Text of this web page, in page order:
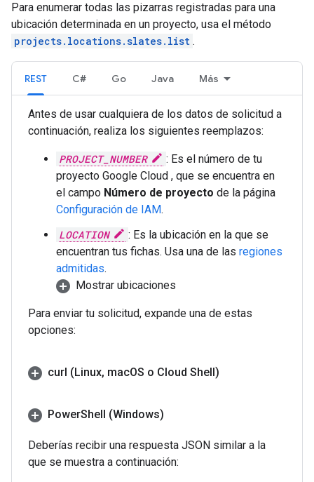
Para enumerar todas las pizarras registradas para una
ubicación determinada en un proyecto, usa el método
projects.locations.slates.list .
REST C# Go Java Más
Antes de usar cualquiera de los datos de solicitud a
continuación, realiza los siguientes reemplazos:
PROJECT_NUMBER
: Es el número de tu
proyecto Google Cloud , que se encuentra en
el campo Número de proyecto de la página
Configuración de IAM.
LOCATION
: Es la ubicación en la que se
encuentran tus fichas. Usa una de las regiones
admitidas.
Mostrar ubicaciones
Para enviar tu solicitud, expande una de estas
opciones:
curl (Linux, macOS o Cloud Shell)
PowerShell (Windows)
Deberías recibir una respuesta JSON similar a la
que se muestra a continuación: